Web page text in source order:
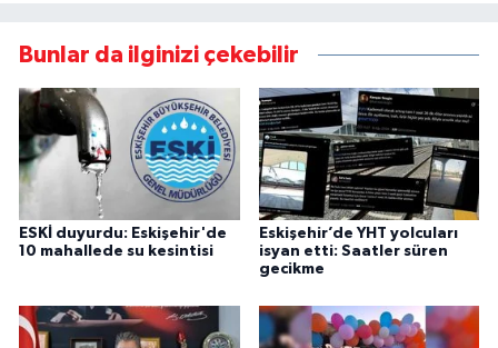
Bunlar da ilginizi çekebilir
ESKİ duyurdu: Eskişehir'de
10 mahallede su kesintisi
Eskişehir’de YHT yolcuları
isyan etti: Saatler süren
gecikme